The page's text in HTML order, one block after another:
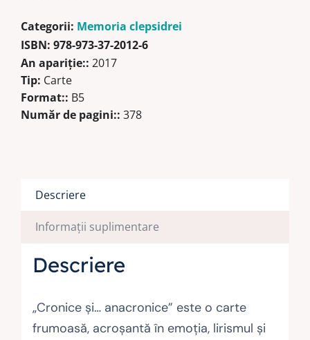
Categorii: Memoria clepsidrei
ISBN: 978-973-37-2012-6
An apariţie:: 2017
Tip: Carte
Format:: B5
Număr de pagini:: 378
Descriere
Informații suplimentare
Descriere
„Cronice şi… anacronice” este o carte
frumoasă, acroşantă în emoţia, lirismul şi